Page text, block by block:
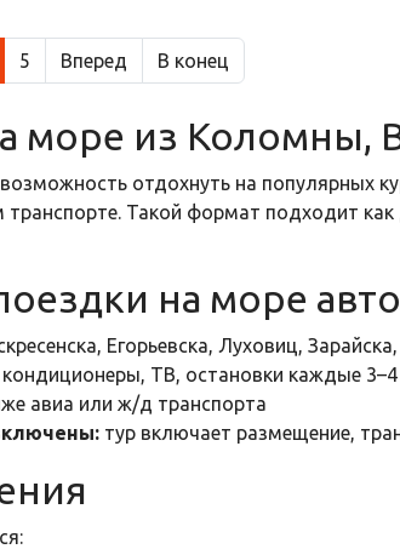
5 Вперед В конец
море из Коломны,
отдохнуть на популярных
Такой формат подходит
на море
Егорьевска, Луховиц,
ТВ, остановки каждые 3–4
авиа или ж/д транспорта
тур включает размещение,